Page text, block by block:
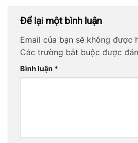
Để lại một bình luận
Email của bạn sẽ không được
Các trường bắt buộc được
Bình luận *